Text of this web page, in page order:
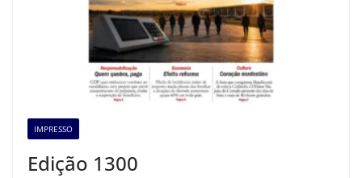
IMPRESSO
Edição 1300